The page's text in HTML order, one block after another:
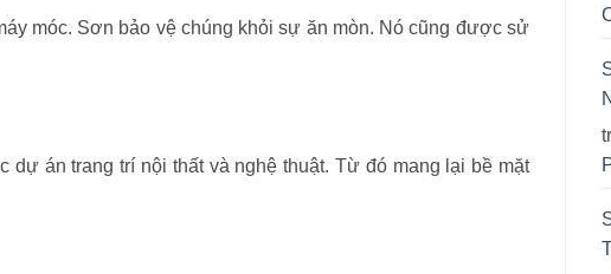
móc. Sơn bảo vệ chúng khỏi sự ăn mòn. Nó cũng được sử
án trang trí nội thất và nghệ thuật. Từ đó mang lại bề mặt